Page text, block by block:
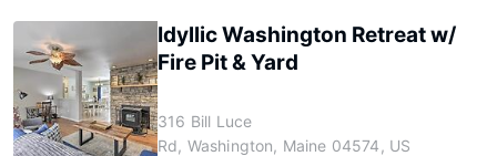
Idyllic Washington Retreat w/
Fire Pit & Yard
316 Bill Luce
Rd, Washington, Maine 04574, US